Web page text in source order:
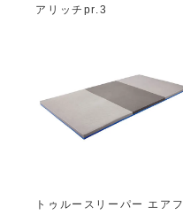
アリッチpr.3
トゥルースリーパー エアフ